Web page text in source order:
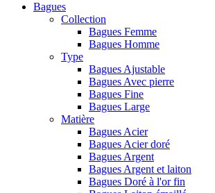
Bagues
Collection
Bagues Femme
Bagues Homme
Type
Bagues Ajustable
Bagues Avec pierre
Bagues Fine
Bagues Large
Matière
Bagues Acier
Bagues Acier doré
Bagues Argent
Bagues Argent et laiton
Bagues Doré à l'or fin